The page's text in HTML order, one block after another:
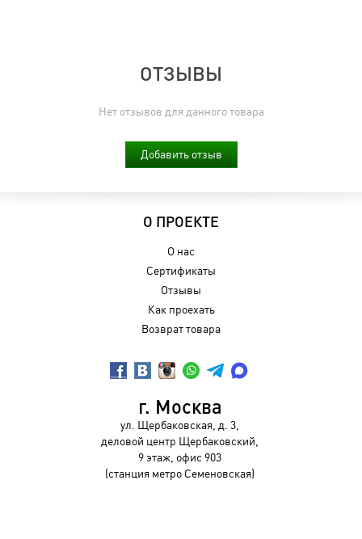
ОТЗЫВЫ
Нет отзывов для данного товара
Добавить отзыв
О ПРОЕКТЕ
О нас
Сертификаты
Отзывы
Как проехать
Возврат товара
г. Москва
ул. Щербаковская, д. 3,
деловой центр Щербаковский,
9 этаж, офис 903
(станция метро Семеновская)